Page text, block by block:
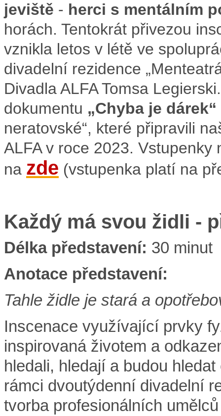
jeviště - herci s mentálním
horách. Tentokrát přivezou
vznikla letos v létě ve
divadelní rezidence
Divadla ALFATomsa Legierski
dokumentu „Chyba je dárek“
neratovské“, které připravili
ALFA v roce 2023.
na zde (vstupenka platí na
Každý má svou židli -
Délka představení: 30 minut
Anotace představení:
Tahle židle je stará a
Inscenace využívající prvky
inspirovaná životem a
hledali, hledají a budou
rámci dvoutýdenní divadelní
tvorba profesionálních